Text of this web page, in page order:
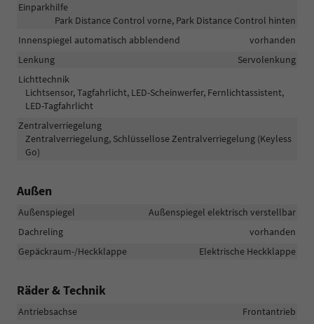
Einparkhilfe
Park Distance Control vorne, Park Distance Control hinten
Innenspiegel automatisch abblendend
vorhanden
Lenkung
Servolenkung
Lichttechnik
Lichtsensor, Tagfahrlicht, LED-Scheinwerfer, Fernlichtassistent,
LED-Tagfahrlicht
Zentralverriegelung
Zentralverriegelung, Schlüssellose Zentralverriegelung (Keyless
Go)
Außen
Außenspiegel
Außenspiegel elektrisch verstellbar
Dachreling
vorhanden
Gepäckraum-/Heckklappe
Elektrische Heckklappe
Räder & Technik
Antriebsachse
Frontantrieb